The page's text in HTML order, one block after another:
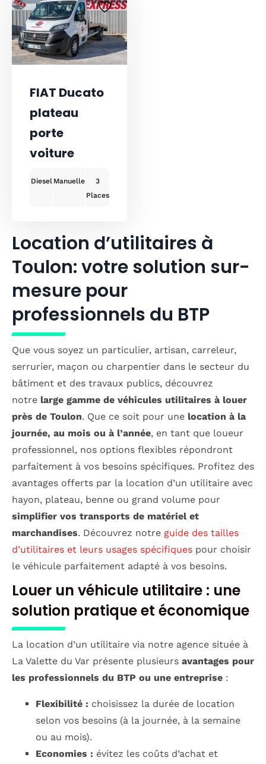
FIAT Ducato
plateau
porte
voiture
Diesel Manuelle 3
Location d’utilitaires à
Toulon: votre solution sur-
mesure pour
professionnels du BTP
Que vous soyez un particulier, artisan, carreleur,
serrurier, maçon ou charpentier dans le secteur du
bâtiment et des travaux publics, découvrez
notre large gamme de véhicules utilitaires à louer
près de Toulon. Que ce soit pour une location à la
journée, au mois ou à l’année, en tant que loueur
professionnel, nos options flexibles répondront
parfaitement à vos besoins spécifiques. Profitez des
avantages offerts par la location d’un utilitaire avec
hayon, plateau, benne ou grand volume pour
simplifier vos transports de matériel et
marchandises. Découvrez notre guide des tailles
d’utilitaires et leurs usages spécifiques pour choisir
le véhicule parfaitement adapté à vos besoins.
Louer un véhicule utilitaire : une
solution pratique et économique
La location d’un utilitaire via notre agence située à
La Valette du Var présente plusieurs avantages pour
les professionnels du BTP ou une entreprise :
Flexibilité : choisissez la durée de location
selon vos besoins (à la journée, à la semaine
ou au mois).
Economies : évitez les coûts d’achat et